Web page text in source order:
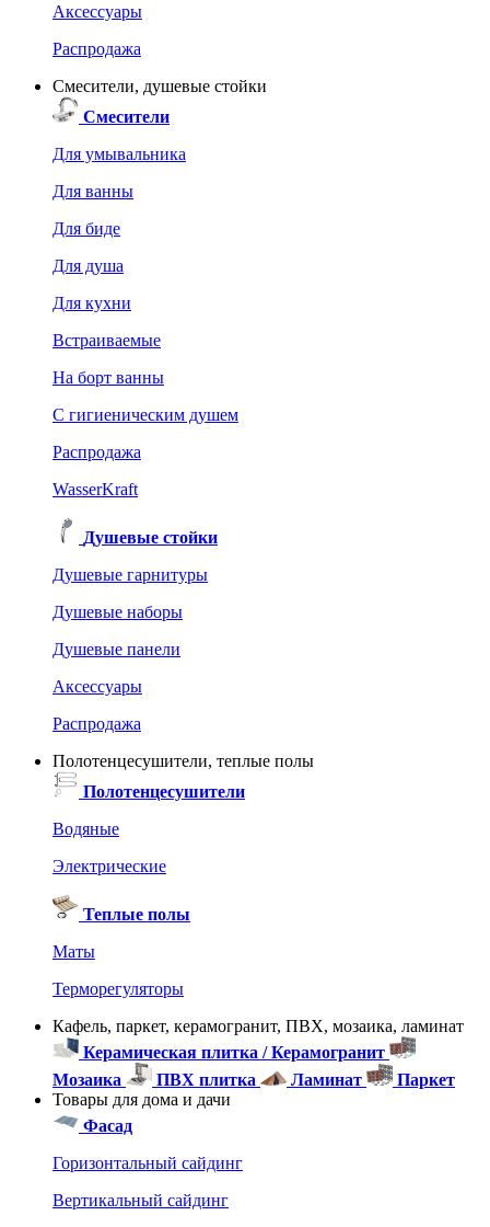
Аксессуары
Распродажа
Смесители, душевые стойки
Смесители
Для умывальника
Для ванны
Для биде
Для душа
Для кухни
Встраиваемые
На борт ванны
C гигиеническим душем
Распродажа
WasserKraft
Душевые стойки
Душевые гарнитуры
Душевые наборы
Душевые панели
Аксессуары
Распродажа
Полотенцесушители, теплые полы
Полотенцесушители
Водяные
Электрические
Теплые полы
Маты
Терморегуляторы
Кафель, паркет, керамогранит, ПВХ, мозаика, ламинат
Керамическая плитка / Керамогранит
Мозаика
ПВХ плитка Ламинат
Паркет
Товары для дома и дачи
Фасад
Горизонтальный сайдинг
Вертикальный сайдинг